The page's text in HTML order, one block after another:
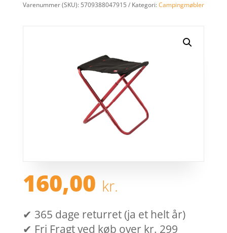
Varenummer (SKU): 5709388047915 Kategori:Campingmøbler
160,00 kr.
✔ 365 dage returret (ja et helt år)
✔ Fri Fragt ved køb over kr. 299